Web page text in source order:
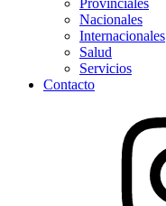
Provinciales
Nacionales
Internacionales
Salud
Servicios
Contacto